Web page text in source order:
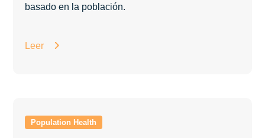
basado en la población.
Leer